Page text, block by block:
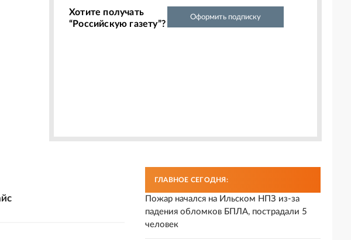
Хотите получать
“Российскую газету”?
Оформить подписку
ГЛАВНОЕ СЕГОДНЯ:
Пожар начался на Ильском НПЗ из-за
падения обломков БПЛА, пострадали 5
человек